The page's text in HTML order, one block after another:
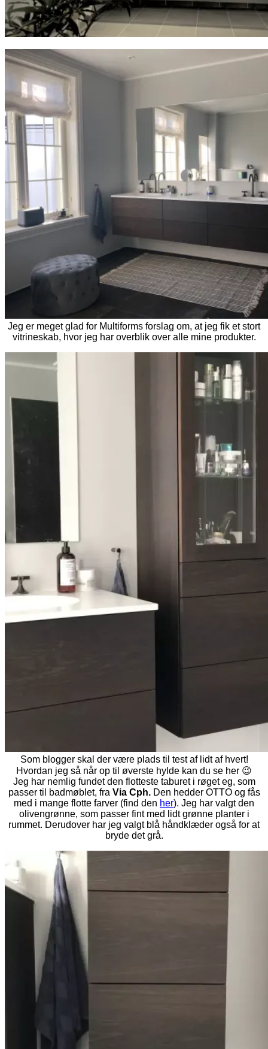
Jeg er meget glad for Multiforms forslag om, at jeg fik et stort
vitrineskab, hvor jeg har overblik over alle mine produkter.
Som blogger skal der være plads til test af lidt af hvert!
Hvordan jeg så når op til øverste hylde kan du se her 😉
Jeg har nemlig fundet den flotteste taburet i røget eg, som
passer til badmøblet, fra Via Cph. Den hedder OTTO og fås
med i mange flotte farver (find den her). Jeg har valgt den
olivengrønne, som passer fint med lidt grønne planter i
rummet. Derudover har jeg valgt blå håndklæder også for at
bryde det grå.